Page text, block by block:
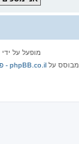
מופעל על ידי
מבוסס עלphpBB.co.il - פורומים בעברית